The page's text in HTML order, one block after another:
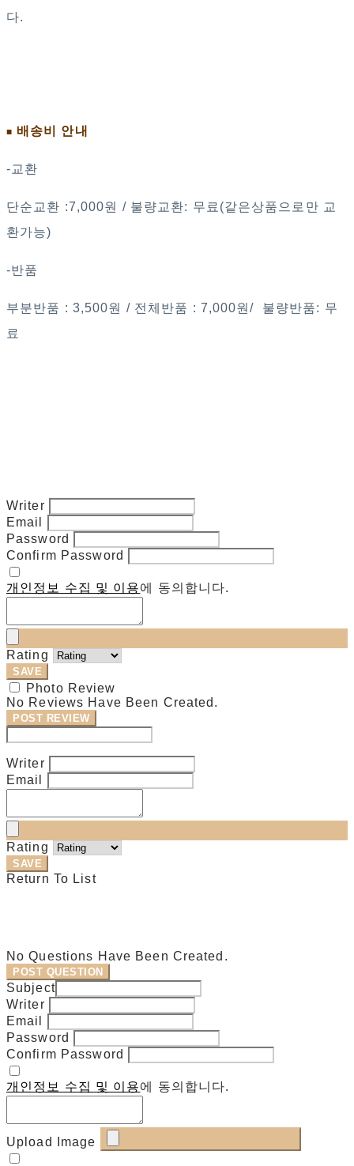
다.
■ 배송비 안내
-교환
단순교환 :7,000원 / 불량교환: 무료(같은상품으로만 교
환가능)
-반품
부분반품 : 3,500원 / 전체반품 : 7,000원/ 불량반품: 무
료
Writer
Email
Password
Confirm Password
개인정보 수집 및 이용에 동의합니다.
Rating
SAVE
Photo Review
No Reviews Have Been Created.
POST REVIEW
Writer
Email
Rating
SAVE
Return To List
No Questions Have Been Created.
POST QUESTION
Subject
Writer
Email
Password
Confirm Password
개인정보 수집 및 이용에 동의합니다.
Upload Image